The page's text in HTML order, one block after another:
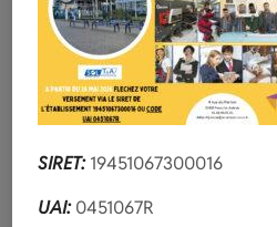
PFMP
ACTIONS
SIRET:19451067300016
UAI:0451067R